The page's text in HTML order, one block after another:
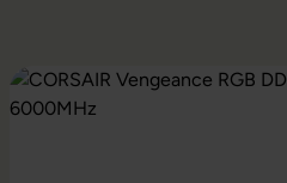
Ignorer la galerie d'images